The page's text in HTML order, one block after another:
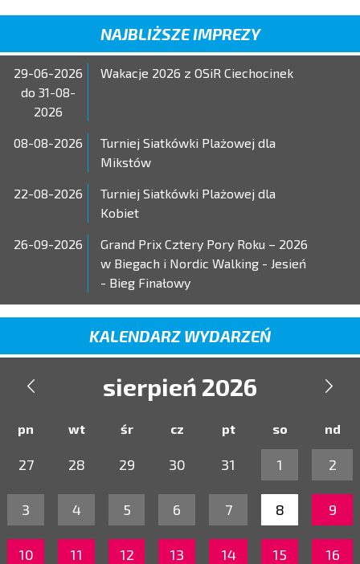
NAJBLIŻSZE IMPREZY
29-06-2026
do 31-08-
2026
Wakacje 2026 z OSiR Ciechocinek
08-08-2026
Turniej Siatkówki Plażowej dla
Mikstów
22-08-2026
Turniej Siatkówki Plażowej dla
Kobiet
26-09-2026
Grand Prix Cztery Pory Roku – 2026
w Biegach i Nordic Walking - Jesień
- Bieg Finałowy
KALENDARZ WYDARZEŃ
 sierpień 2026 
pn wt śr cz pt so nd
27 28 29 30 31 1 2
3 4 5 6 7 8 9
10 11 12 13 14 15 16